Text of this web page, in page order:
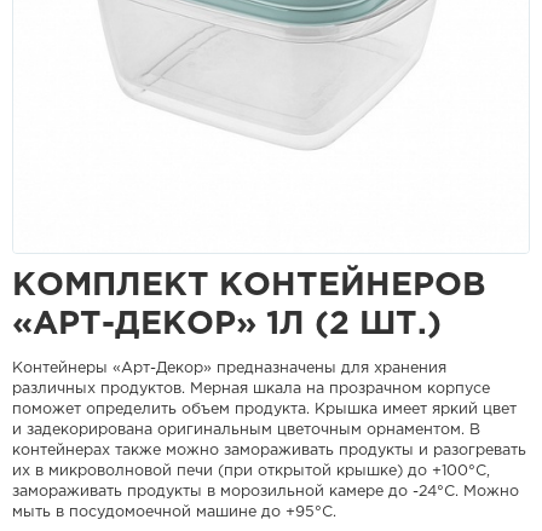
КОМПЛЕКТ КОНТЕЙНЕРОВ
«АРТ-ДЕКОР» 1Л (2 ШТ.)
Контейнеры «Арт-Декор» предназначены для хранения
различных продуктов. Мерная шкала на прозрачном корпусе
поможет определить объем продукта. Крышка имеет яркий цвет
и задекорирована оригинальным цветочным орнаментом. В
контейнерах также можно замораживать продукты и разогревать
их в микроволновой печи (при открытой крышке) до +100°С,
замораживать продукты в морозильной камере до -24°С. Можно
мыть в посудомоечной машине до +95°С.